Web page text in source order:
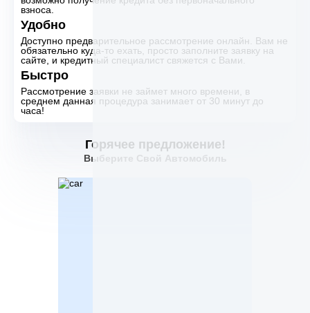
взноса.
Удобно
Доступно предварительное рассмотрение онлайн. Вам не
обязательно куда-то ехать, просто заполните заявку на
сайте, и кредитный специалист свяжется с Вами.
Быстро
Рассмотрение заявки не займет много времени, в
среднем данная процедура занимает от 30 минут до
часа!
Горячее предложение!
Выберите Свой Автомобиль